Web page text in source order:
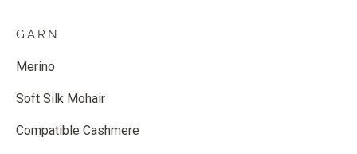
GARN
Merino
Soft Silk Mohair
Compatible Cashmere